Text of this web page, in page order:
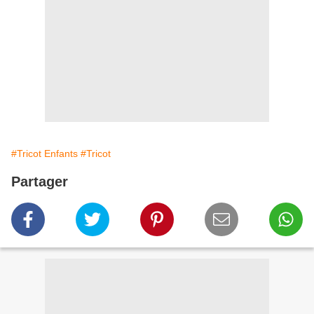
#Tricot Enfants #Tricot
Partager